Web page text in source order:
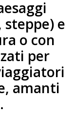
steppe) e
o con
per
amanti